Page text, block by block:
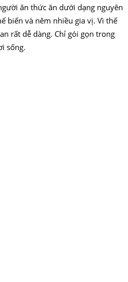
ăn thức ăn dưới dạng nguyên
biến và nêm nhiều gia vị. Vì thế
rất dễ dàng. Chỉ gói gọn trong
sống.